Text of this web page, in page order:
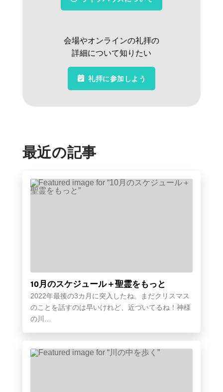
会場やオンラインの礼拝の
詳細について知りたい
礼拝に参加しよう
最近の記事
10月のスケジュール＋聖霊をもっと
2022年最後の3カ月に突入したね。まだクリスマス
のことを話すのは早いけれど、近づいてるね！神様
の川…